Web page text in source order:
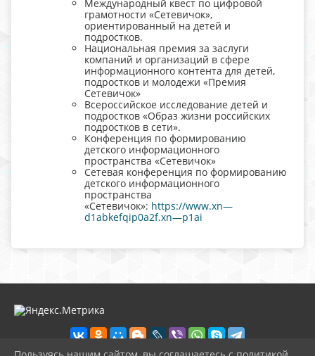
Международный квест по цифровой
грамотности «Сетевичок»,
ориентированный на детей и
подростков.
Национальная премия за заслуги
компаний и организаций в сфере
информационного контента для детей,
подростков и молодежи «Премия
Сетевичок»
Всероссийское исследование детей и
подростков «Образ жизни российских
подростков в сети».
Конференция по формированию
детского информационного
пространства «Сетевичок»
Сетевая конференция по формированию
детского информационного
пространства
«Сетевичок»: https://www.xn—
d1abkefqip0a2f.xn—p1ai